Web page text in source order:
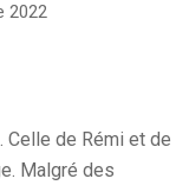
2022
Celle de Rémi et de
Malgré des